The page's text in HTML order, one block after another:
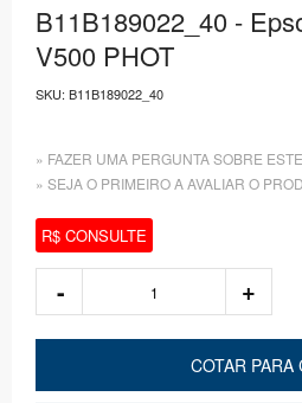
B11B189022_40 -
V500 PHOT
SKU: B11B189022_40
» FAZER UMA PERGUNTA SOBRE
» SEJA O PRIMEIRO A AVALIAR O
R$ CONSULTE
COTAR PARA